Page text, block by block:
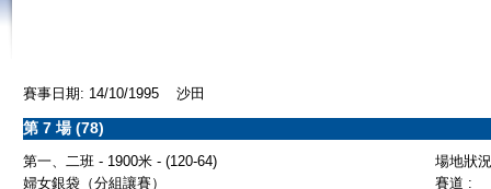
賽事日期: 14/10/1995 沙田
第 7 場 (78)
第一、二班 - 1900米 - (120-64)
場地狀
婦女銀袋（分組讓賽）
賽道 :